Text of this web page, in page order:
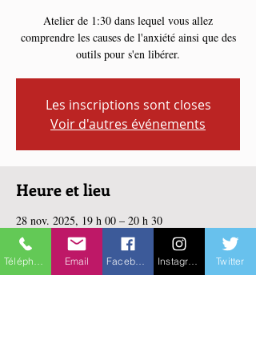
Atelier de 1:30 dans lequel vous allez
comprendre les causes de l'anxiété ainsi que des
outils pour s'en libérer.
Les inscriptions sont closes
Voir d'autres événements
Heure et lieu
28 nov. 2025, 19 h 00 – 20 h 30
Trois-Rivières - Loisirs St-Arnaud, 2900 Rue
Monseigneur-Saint-Arnauld, Trois-Rivières, QC
G9A 5L2, Canada
Email Twitter